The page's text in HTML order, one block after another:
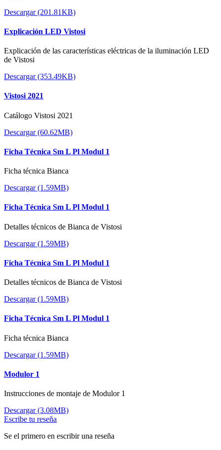
Descargar (201.81KB)
Explicación LED Vistosi
Explicación de las características eléctricas de la iluminación LED
de Vistosi
Descargar (353.49KB)
Vistosi 2021
Catálogo Vistosi 2021
Descargar (60.62MB)
Ficha Técnica Sm L Pl Modul 1
Ficha técnica Bianca
Descargar (1.59MB)
Ficha Técnica Sm L Pl Modul 1
Detalles técnicos de Bianca de Vistosi
Descargar (1.59MB)
Ficha Técnica Sm L Pl Modul 1
Detalles técnicos de Bianca de Vistosi
Descargar (1.59MB)
Ficha Técnica Sm L Pl Modul 1
Ficha técnica Bianca
Descargar (1.59MB)
Modulor 1
Instrucciones de montaje de Modulor 1
Descargar (3.08MB)
Escribe tu reseña
Se el primero en escribir una reseña